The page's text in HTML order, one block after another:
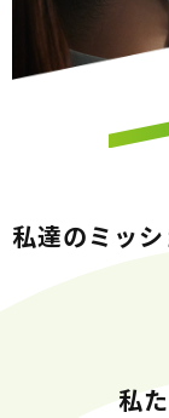
私達のミッ
私